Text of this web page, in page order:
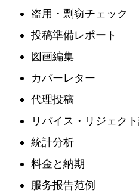
盗用・剽窃チェック
投稿準備レポート
図画編集
カバーレター
代理投稿
リバイス・リジェク
統計分析
料金と納期
服务报告范例